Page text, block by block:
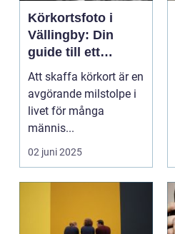
Körkortsfoto i
Vällingby: Din
guide till ett
perfekt foto
Att skaffa körkort är en
avgörande milstolpe i
livet för många
männis...
02 juni 2025